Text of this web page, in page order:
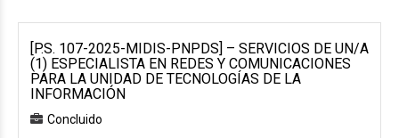
[P.S. 107-2025-MIDIS-PNPDS] – SERVICIOS DE UN/A
(1) ESPECIALISTA EN REDES Y COMUNICACIONES
PARA LA UNIDAD DE TECNOLOGÍAS DE LA
INFORMACIÓN
Concluido